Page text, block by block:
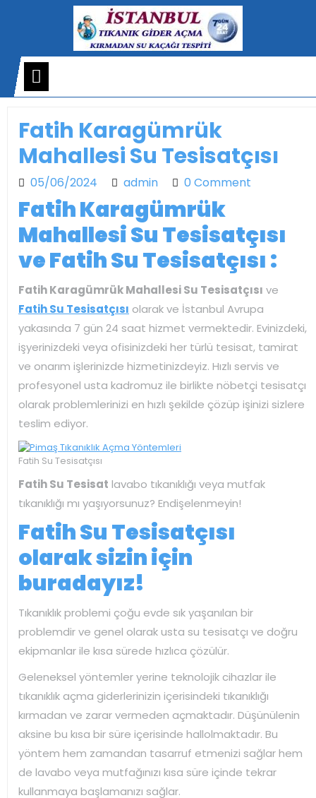
Fatih Karagümrük
Mahallesi Su Tesisatçısı
05/06/2024 05/06/2024
adminadmin0 Comment
Fatih Karagümrük
Mahallesi Su Tesisatçısı
ve Fatih Su Tesisatçısı :
Fatih Karagümrük Mahallesi Su Tesisatçısı ve
Fatih Su Tesisatçısı olarak ve İstanbul Avrupa
yakasında 7 gün 24 saat hizmet vermektedir. Evinizdeki,
işyerinizdeki veya ofisinizdeki her türlü tesisat, tamirat
ve onarım işlerinizde hizmetinizdeyiz. Hızlı servis ve
profesyonel usta kadromuz ile birlikte nöbetçi tesisatçı
olarak problemlerinizi en hızlı şekilde çözüp işinizi sizlere
teslim ediyor.
Fatih Su Tesisatçısı
Fatih Su Tesisat lavabo tıkanıklığı veya mutfak
tıkanıklığı mı yaşıyorsunuz? Endişelenmeyin!
Fatih Su Tesisatçısı
olarak sizin için
buradayız!
Tıkanıklık problemi çoğu evde sık yaşanılan bir
problemdir ve genel olarak usta su tesisatçı ve doğru
ekipmanlar ile kısa sürede hızlıca çözülür.
Geleneksel yöntemler yerine teknolojik cihazlar ile
tıkanıklık açma giderlerinizin içerisindeki tıkanıklığı
kırmadan ve zarar vermeden açmaktadır. Düşünülenin
aksine bu kısa bir süre içerisinde hallolmaktadır. Bu
yöntem hem zamandan tasarruf etmenizi sağlar hem
de lavabo veya mutfağınızı kısa süre içinde tekrar
kullanmaya başlamanızı sağlar.